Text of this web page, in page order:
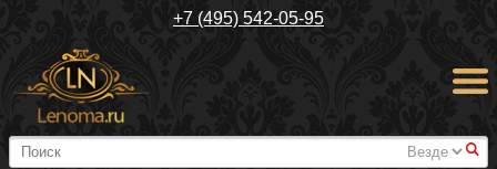
+7 (495) 542-05-95
#